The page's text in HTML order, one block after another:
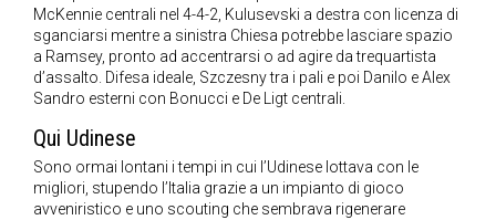
McKennie centrali nel 4-4-2, Kulusevski a destra con licenza di
sganciarsi mentre a sinistra Chiesa potrebbe lasciare spazio
a Ramsey, pronto ad accentrarsi o ad agire da trequartista
d’assalto. Difesa ideale, Szczesny tra i pali e poi Danilo e Alex
Sandro esterni con Bonucci e De Ligt centrali.
Qui Udinese
Sono ormai lontani i tempi in cui l’Udinese lottava con le
migliori, stupendo l’Italia grazie a un impianto di gioco
avveniristico e uno scouting che sembrava rigenerare